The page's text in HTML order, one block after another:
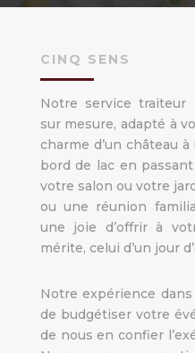
CINQ SENS
Notre service traiteur
sur mesure, adapté à
charme d’un château
bord de lac en
votre salon ou votre
ou une réunion
une joie d’offrir à
mérite, celui d’un jour
Notre expérience
de budgétiser votre
de nous en confier